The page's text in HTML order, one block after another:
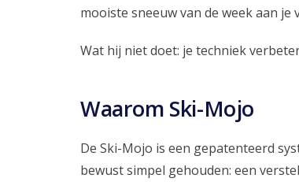
mooiste sneeuw van de week aan
Wat hij niet doet: je techniek
Waarom Ski-Mojo
De Ski-Mojo is een gepatenteerd
bewust simpel gehouden: een